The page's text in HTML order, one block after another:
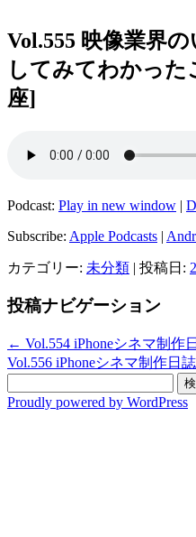
Vol.555 映像業界
してみてわかった
座]
Podcast: Play in new window |
Subscribe: Apple Podcasts |
カテゴリー: 未分類 | 投稿日:
投稿ナビゲーション
← Vol.554 iPhoneシネマ制
Vol.556 iPhoneシネマ制作日
索:
Proudly powered by WordPress